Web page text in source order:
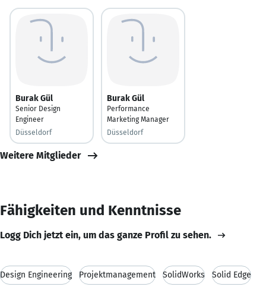
Burak Gül
Senior Design
Engineer
Düsseldorf
Burak Gül
Performance
Marketing Manager
Düsseldorf
Weitere Mitglieder
Fähigkeiten und Kenntnisse
Logg Dich jetzt ein, um das ganze Profil zu sehen.
Design Engineering Projektmanagement SolidWorks Solid Edge